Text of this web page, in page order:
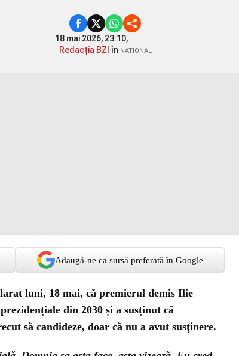
18 mai 2026, 23:10,
Redacția BZI în NATIONAL
Adaugă-ne ca sursă preferată în Google
luni, 18 mai, că premierul demis Ilie
din 2030 și a susținut că
să candideze, doar că nu a avut susţinere.